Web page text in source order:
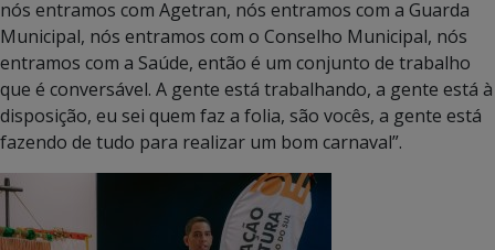
nós entramos com Agetran, nós entramos com a Guarda
Municipal, nós entramos com o Conselho Municipal, nós
entramos com a Saúde, então é um conjunto de trabalho
que é conversável. A gente está trabalhando, a gente está à
disposição, eu sei quem faz a folia, são vocês, a gente está
fazendo de tudo para realizar um bom carnaval”.